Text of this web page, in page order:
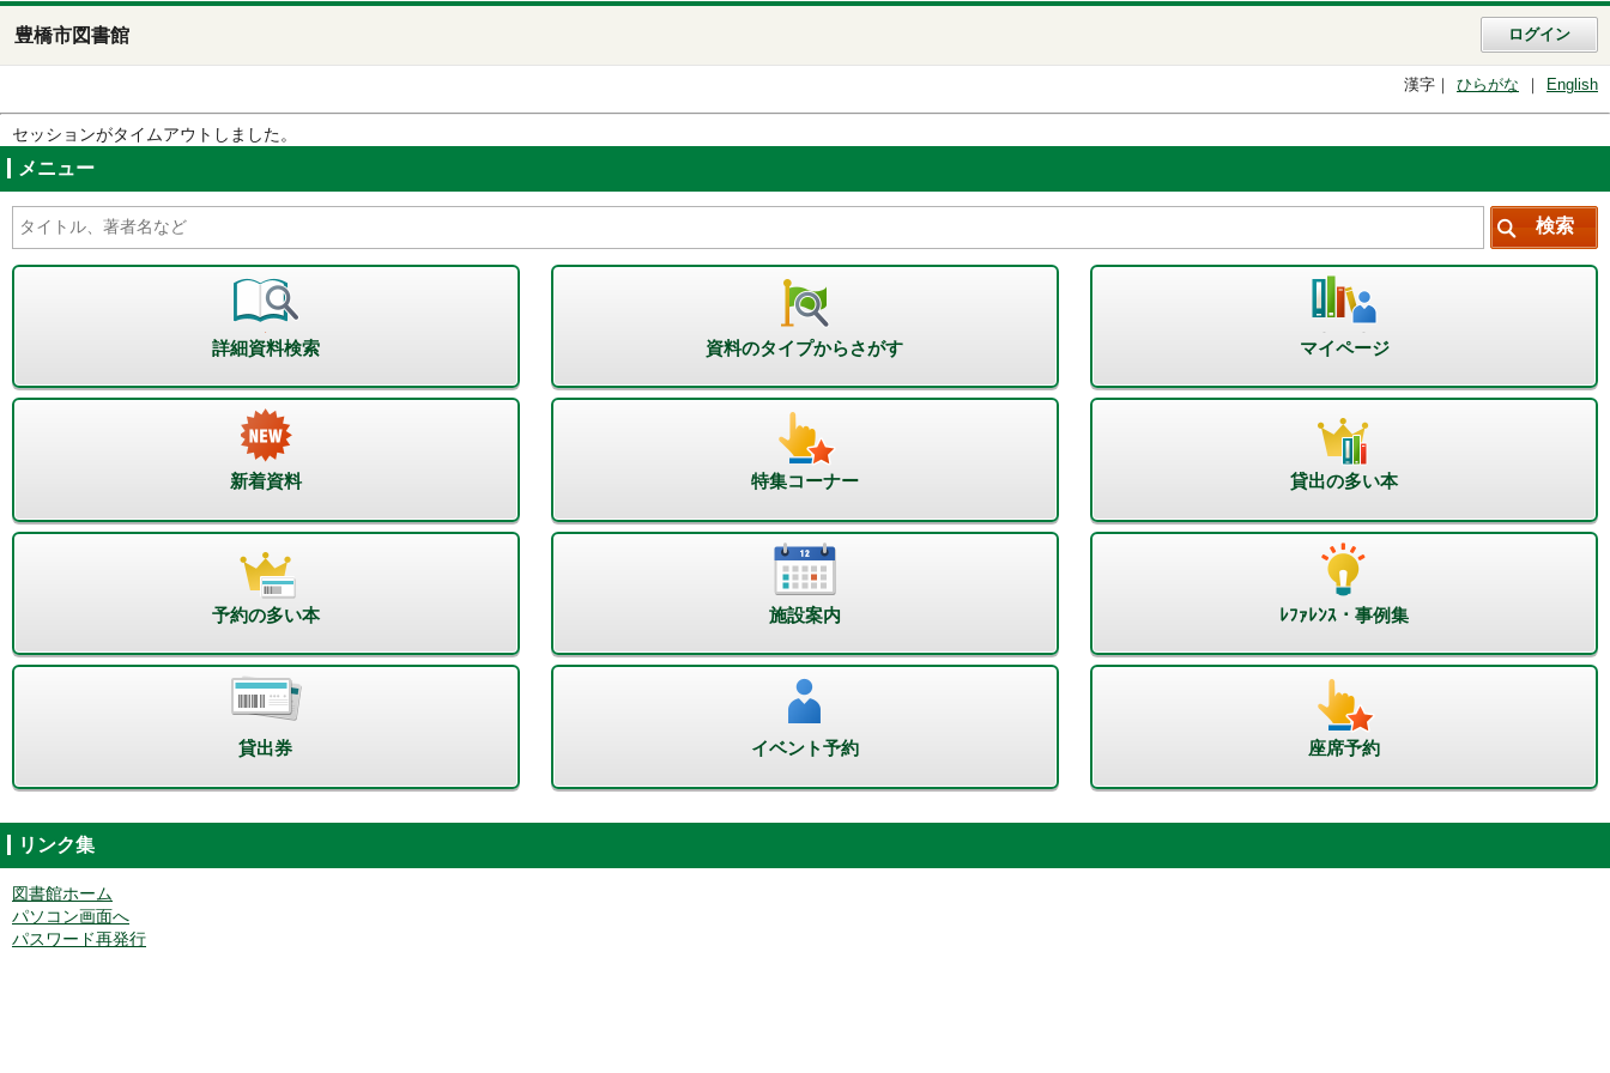
豊橋市図書館 ログイン
漢字 ひらがな English
セッションがタイムアウトしました。
メニュー
詳細資料検索 資料のタイプからさがす マイページ
新着資料 特集コーナー 貸出の多い本
予約の多い本 施設案内 ﾚﾌｧﾚﾝｽ・事例集
貸出券 イベント予約 座席予約
リンク集
図書館ホーム
パソコン画面へ
パスワード再発行